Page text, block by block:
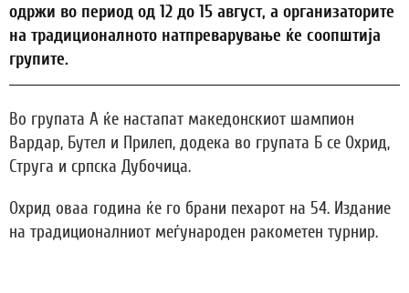
одржи во период од 12 до 15 август, а организаторите
на традиционалното натпреварување ќе соопштија
групите.
Во групата А ќе настапат македонскиот шампион
Вардар, Бутел и Прилеп, додека во групата Б се Охрид,
Струга и српска Дубочица.
Охрид оваа година ќе го брани пехарот на 54. Издание
на традиционалниот меѓународен ракометен турнир.